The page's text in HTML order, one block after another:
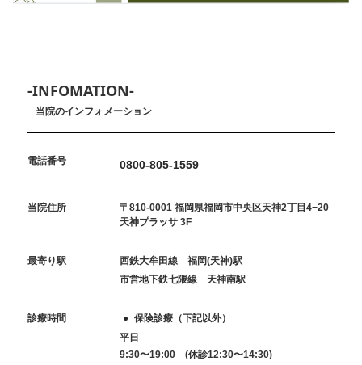
-INFOMATION-
当院のインフォメーション
電話番号 0800-805-1559
当院住所
〒810-0001 福岡県福岡市中央区天神2丁目4−20
天神プラッサ 3F
最寄り駅
西鉄大牟田線 福岡(天神)駅
市営地下鉄七隈線 天神南駅
診療時間
保険診療（下記以外）
平日
9:30〜19:00 (休診12:30〜14:30)